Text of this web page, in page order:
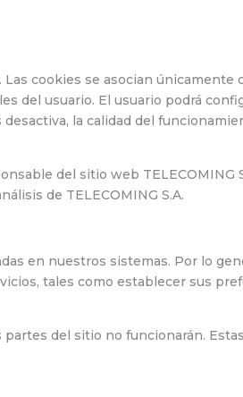
cookies se asocian únicamente
del usuario. El usuario podrá
la calidad del
del sitio web TELECOMING
de TELECOMING S.A.
en nuestros sistemas. Por lo
tales como establecer sus
del sitio no funcionarán.